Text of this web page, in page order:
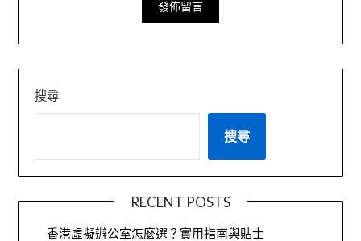
搜尋
搜尋
RECENT POSTS
香港虛擬辦公室怎麼選？實用指南與貼士